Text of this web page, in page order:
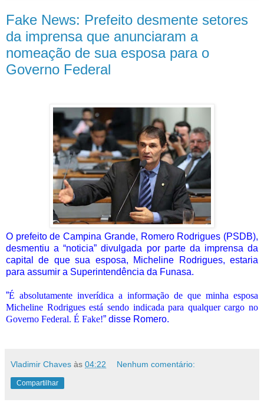
Fake News: Prefeito desmente setores
da imprensa que anunciaram a
nomeação de sua esposa para o
Governo Federal
O prefeito de Campina Grande, Romero Rodrigues (PSDB),
desmentiu a “noticia” divulgada por parte da imprensa da
capital de que sua esposa, Micheline Rodrigues, estaria
para assumir a Superintendência da Funasa.
‪”É absolutamente inverídica a informação de que minha esposa
Micheline Rodrigues está sendo indicada para qualquer cargo no
Governo Federal. É Fake!” disse Romero.
Vladimir Chaves às 04:22 Nenhum comentário:
Compartilhar